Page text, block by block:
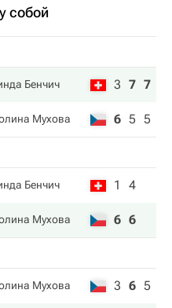
собой
Бенчич 3 7 7
Мухова 6 5 5
Бенчич 1 4
Мухова 6 6
Мухова 3 6 5